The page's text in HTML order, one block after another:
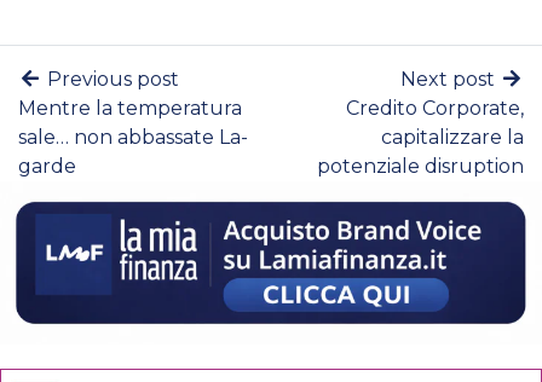
Previous post
Mentre la temperatura
sale… non abbassate La-
garde
Next post
Credito Corporate,
capitalizzare la
potenziale disruption